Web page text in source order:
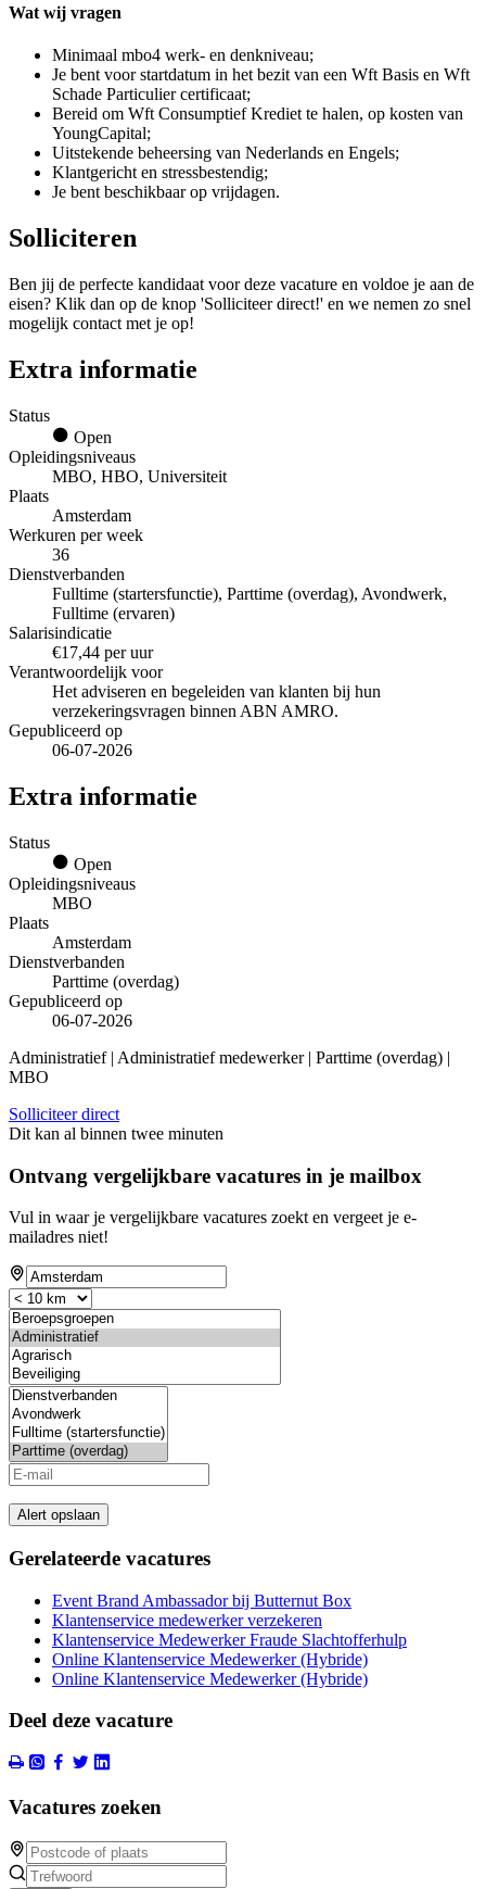
Wat wij vragen
Minimaal mbo4 werk- en denkniveau;
Je bent voor startdatum in het bezit van een Wft Basis en Wft
Schade Particulier certificaat;
Bereid om Wft Consumptief Krediet te halen, op kosten van
YoungCapital;
Uitstekende beheersing van Nederlands en Engels;
Klantgericht en stressbestendig;
Je bent beschikbaar op vrijdagen.
Solliciteren
Ben jij de perfecte kandidaat voor deze vacature en voldoe je aan de
eisen? Klik dan op de knop 'Solliciteer direct!' en we nemen zo snel
mogelijk contact met je op!
Extra informatie
Status
Open
Opleidingsniveaus
MBO, HBO, Universiteit
Plaats
Amsterdam
Werkuren per week
36
Dienstverbanden
Fulltime (startersfunctie), Parttime (overdag), Avondwerk,
Fulltime (ervaren)
Salarisindicatie
€17,44 per uur
Verantwoordelijk voor
Het adviseren en begeleiden van klanten bij hun
verzekeringsvragen binnen ABN AMRO.
Gepubliceerd op
06-07-2026
Extra informatie
Status
Open
Opleidingsniveaus
MBO
Plaats
Amsterdam
Dienstverbanden
Parttime (overdag)
Gepubliceerd op
06-07-2026
Administratief | Administratief medewerker | Parttime (overdag) |
MBO
Solliciteer direct
Dit kan al binnen twee minuten
Ontvang vergelijkbare vacatures in je mailbox
Vul in waar je vergelijkbare vacatures zoekt en vergeet je e-
mailadres niet!
Alert opslaan
Gerelateerde vacatures
Event Brand Ambassador bij Butternut Box
Klantenservice medewerker verzekeren
Klantenservice Medewerker Fraude Slachtofferhulp
Online Klantenservice Medewerker (Hybride)
Online Klantenservice Medewerker (Hybride)
Deel deze vacature
Vacatures zoeken